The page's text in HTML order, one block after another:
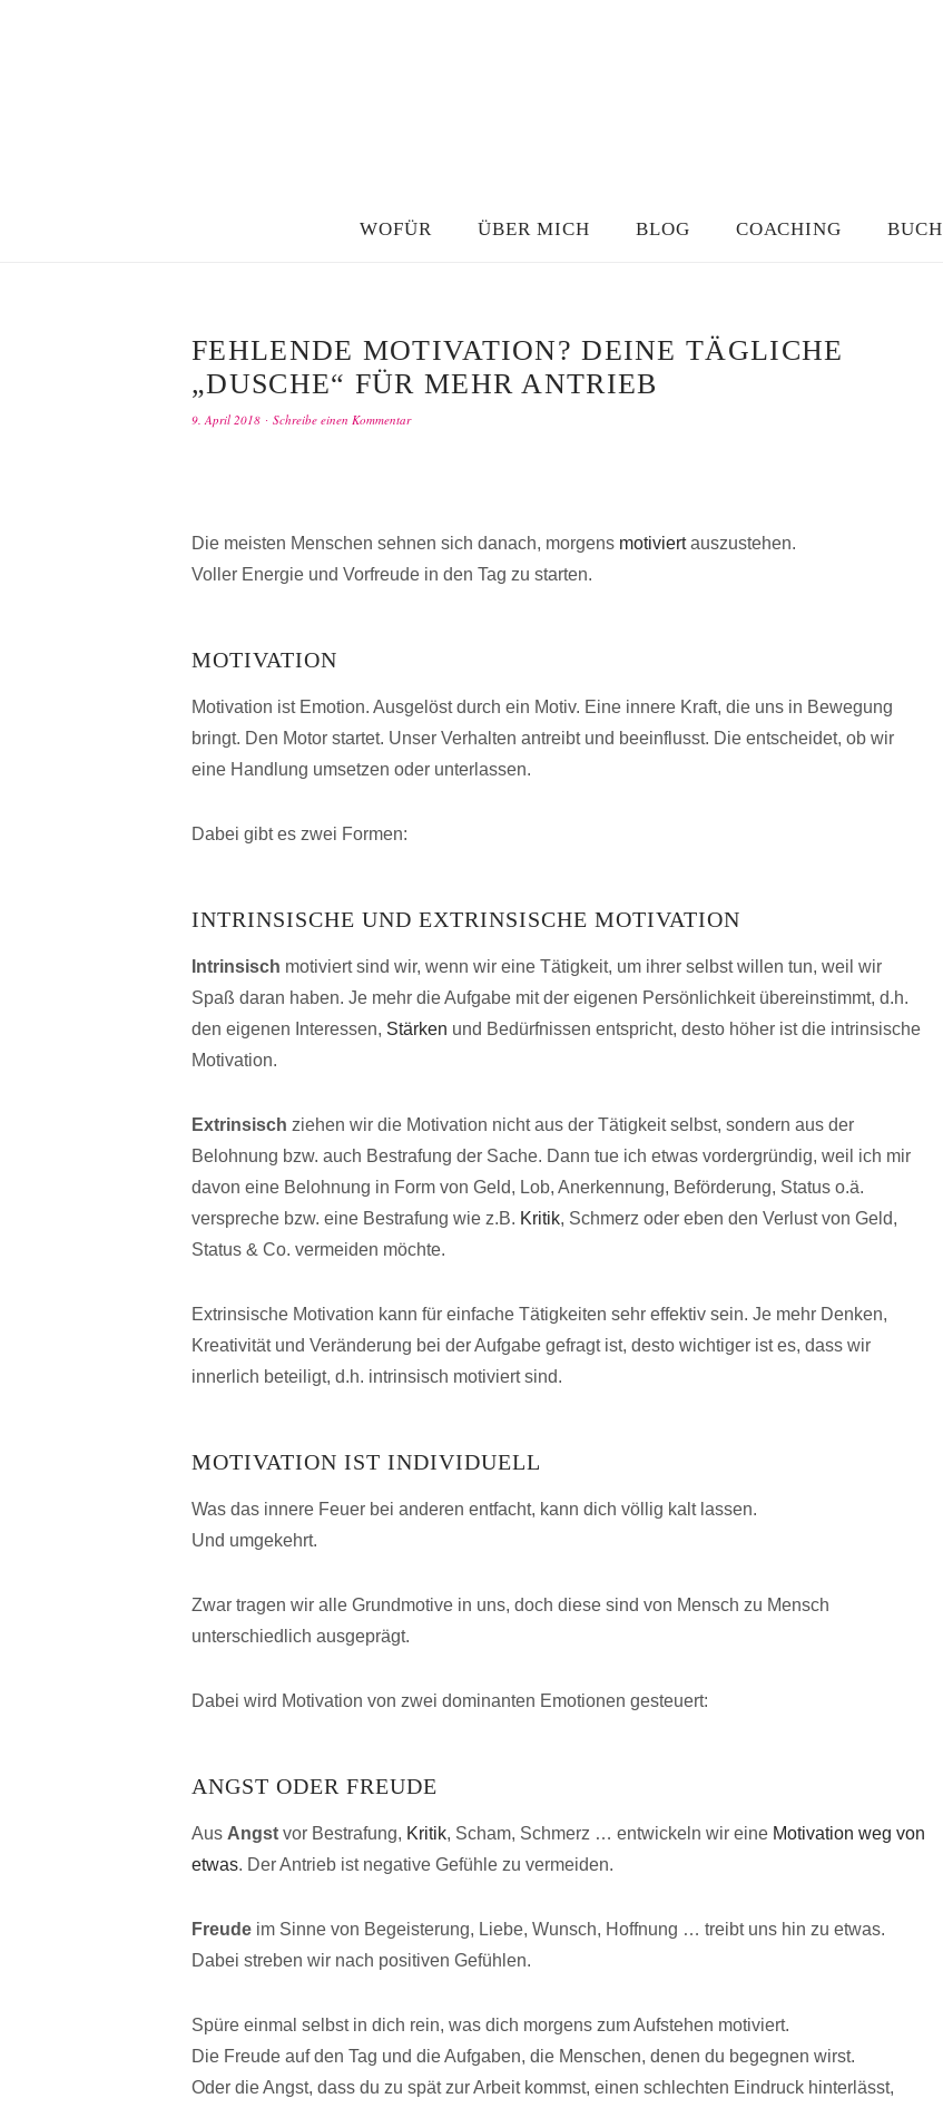
WOFÜR ÜBER MICH BLOG COACHING BUCH
FEHLENDE MOTIVATION? DEINE TÄGLICHE
„DUSCHE“ FÜR MEHR ANTRIEB
9. April 2018 Schreibe einen Kommentar
Die meisten Menschen sehnen sich danach, morgens motiviertauszustehen.
Voller Energie und Vorfreude in den Tag zu starten.
MOTIVATION
Motivation ist Emotion. Ausgelöst durch ein Motiv. Eine innere Kraft, die uns in Bewegung
bringt. Den Motor startet. Unser Verhalten antreibt und beeinflusst. Die entscheidet, ob wir
eine Handlung umsetzen oder unterlassen.
Dabei gibt es zwei Formen:
INTRINSISCHE UND EXTRINSISCHE MOTIVATION
Intrinsisch motiviert sind wir, wenn wir eine Tätigkeit, um ihrer selbst willen tun, weil wir
Spaß daran haben. Je mehr die Aufgabe mit der eigenen Persönlichkeit übereinstimmt, d.h.
den eigenen Interessen, Stärken und Bedürfnissen entspricht, desto höher ist die intrinsische
Motivation.
Extrinsisch ziehen wir die Motivation nicht aus der Tätigkeit selbst, sondern aus der
Belohnung bzw. auch Bestrafung der Sache. Dann tue ich etwas vordergründig, weil ich mir
davon eine Belohnung in Form von Geld, Lob, Anerkennung, Beförderung, Status o.ä.
verspreche bzw. eine Bestrafung wie z.B. Kritik, Schmerz oder eben den Verlust von Geld,
Status & Co. vermeiden möchte.
Extrinsische Motivation kann für einfache Tätigkeiten sehr effektiv sein. Je mehr Denken,
Kreativität und Veränderung bei der Aufgabe gefragt ist, desto wichtiger ist es, dass wir
innerlich beteiligt, d.h. intrinsisch motiviert sind.
MOTIVATION IST INDIVIDUELL
Was das innere Feuer bei anderen entfacht, kann dich völlig kalt lassen.
Und umgekehrt.
Zwar tragen wir alle Grundmotive in uns, doch diese sind von Mensch zu Mensch
unterschiedlich ausgeprägt.
Dabei wird Motivation von zwei dominanten Emotionen gesteuert:
ANGST ODER FREUDE
Aus Angst vor Bestrafung, Kritik, Scham, Schmerz … entwickeln wir eine Motivation weg von
etwas. Der Antrieb ist negative Gefühle zu vermeiden.
Freude im Sinne von Begeisterung, Liebe, Wunsch, Hoffnung … treibt uns hin zu etwas.
Dabei streben wir nach positiven Gefühlen.
Spüre einmal selbst in dich rein, was dich morgens zum Aufstehen motiviert.
Die Freude auf den Tag und die Aufgaben, die Menschen, denen du begegnen wirst.
Oder die Angst, dass du zu spät zur Arbeit kommst, einen schlechten Eindruck hinterlässt,